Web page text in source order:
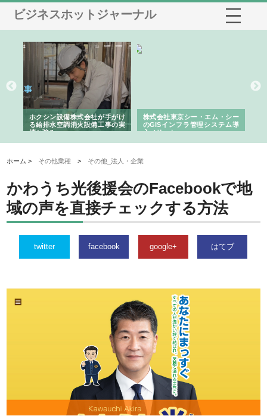
ビジネスホットジャーナル
ホクシン設備株式会社が手がけ
る給排水空調消火設備工事の実
績と強み
株式会社東京シー・エム・シー
のGISインフラ管理システム導
入メリット
ホーム > その他業種 > その他_法人・企業
かわうち光後援会のFacebookで地
域の声を直接チェックする方法
twitter facebook google+ はてブ